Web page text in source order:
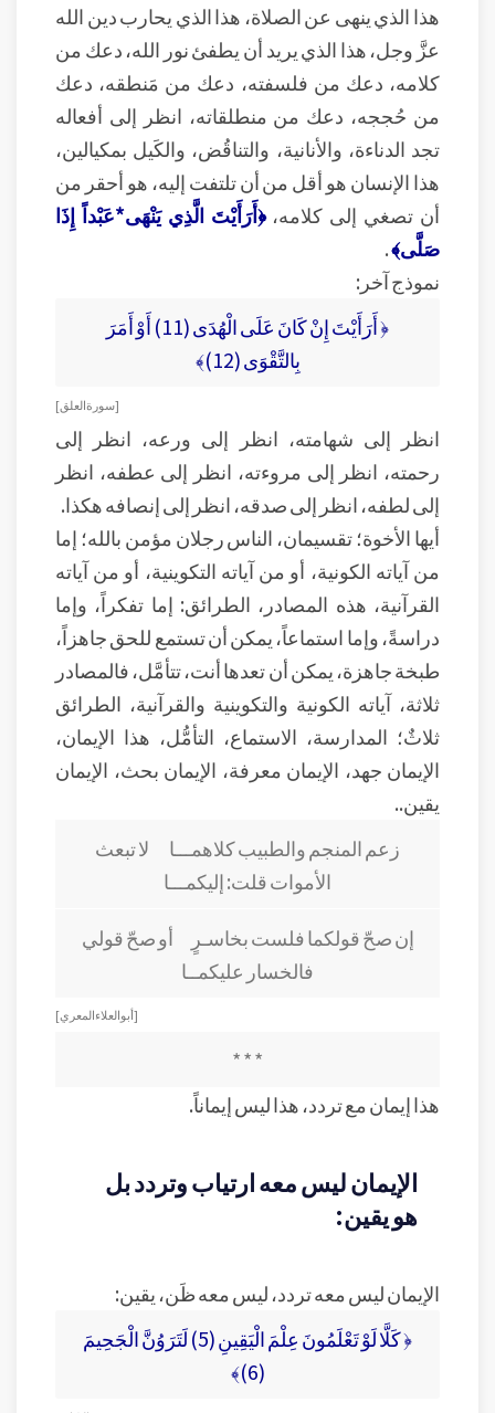
هذا الذي ينهى عن الصلاة، هذا الذي يحارب دين الله
عزَّ وجل، هذا الذي يريد أن يطفئ نور الله، دعك من
كلامه، دعك من فلسفته، دعك من مَنطقه، دعك
من حُججه، دعك من منطلقاته، انظر إلى أفعاله
تجد الدناءة، والأنانية، والتناقُض، والكَيل بمكيالين،
هذا الإنسان هو أقل من أن تلتفت إليه، هو أحقر من
أن تصغي إلى كلامه،﴿أَرَأَيْتَ الَّذِي يَنْهَى*عَبْداً إِذَا
صَلَّى﴾.
نموذج آخر:
﴿ أَرَأَيْتَ إِنْ كَانَ عَلَى الْهُدَى (11) أَوْ أَمَرَ
بِالتَّقْوَى (12)﴾
[ سورة العلق ]
انظر إلى شهامته، انظر إلى ورعه، انظر إلى
رحمته، انظر إلى مروءته، انظر إلى عطفه، انظر
إلى لطفه، انظر إلى صدقه، انظر إلى إنصافه هكذا.
أيها الأخوة؛ تقسيمان، الناس رجلان مؤمن بالله؛ إما
من آياته الكونية، أو من آياته التكوينية، أو من آياته
القرآنية، هذه المصادر، الطرائق: إما تفكراً، وإما
دراسةً، وإما استماعاً، يمكن أن تستمع للحق جاهزاً،
طبخة جاهزة، يمكن أن تعدها أنت، تتأمَّل، فالمصادر
ثلاثة، آياته الكونية والتكوينية والقرآنية، الطرائق
ثلاثٌ؛ المدارسة، الاستماع، التأمُّل، هذا الإيمان،
الإيمان جهد، الإيمان معرفة، الإيمان بحث، الإيمان
يقين..
زعم المنجم والطبيب كلاهمـــا لا تبعث
الأموات قلت: إليكمـــا
إن صحّ قولكما فلست بخاسـرٍ أو صحّ قولي
فالخسار عليكمــا
[ أبو العلاء المعري ]
* * *
هذا إيمان مع تردد، هذا ليس إيماناً.
الإيمان ليس معه ارتياب وتردد بل
هو يقين:
الإيمان ليس معه تردد، ليس معه ظَن، يقين:
﴿ كَلَّا لَوْ تَعْلَمُونَ عِلْمَ الْيَقِينِ (5) لَتَرَوُنَّ الْجَحِيمَ
(6)﴾